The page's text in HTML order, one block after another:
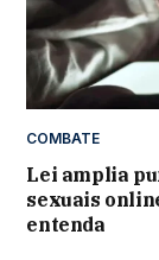
COMBATE
Lei amplia
sexuais
entenda